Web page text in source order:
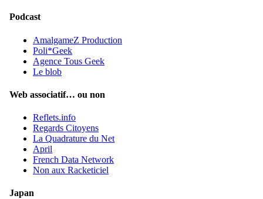
Podcast
AmalgameZ Production
Poli*Geek
Agence Tous Geek
Le blob
Web associatif… ou non
Reflets.info
Regards Citoyens
La Quadrature du Net
April
French Data Network
Non aux Racketiciel
Japan